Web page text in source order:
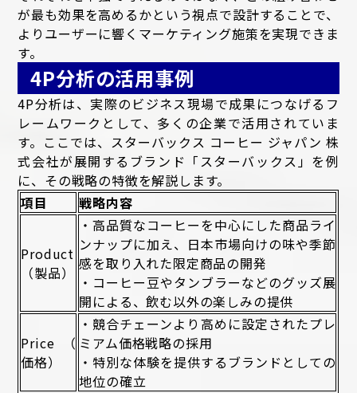
が最も効果を高めるかという視点で設計することで、
よりユーザーに響くマーケティング施策を実現できま
す。
4P分析の活用事例
4P分析は、実際のビジネス現場で成果につなげるフ
レームワークとして、多くの企業で活用されていま
す。ここでは、スターバックス コーヒー ジャパン 株
式会社が展開するブランド「スターバックス」を例
に、その戦略の特徴を解説します。
項目
戦略内容
Product
（製品）
・高品質なコーヒーを中心にした商品ライ
ンナップに加え、日本市場向けの味や季節
感を取り入れた限定商品の開発
・コーヒー豆やタンブラーなどのグッズ展
開による、飲む以外の楽しみの提供
Price（
価格）
・競合チェーンより高めに設定されたプレ
ミアム価格戦略の採用
・特別な体験を提供するブランドとしての
地位の確立